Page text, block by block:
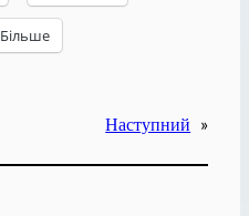
Більше
Наступний »